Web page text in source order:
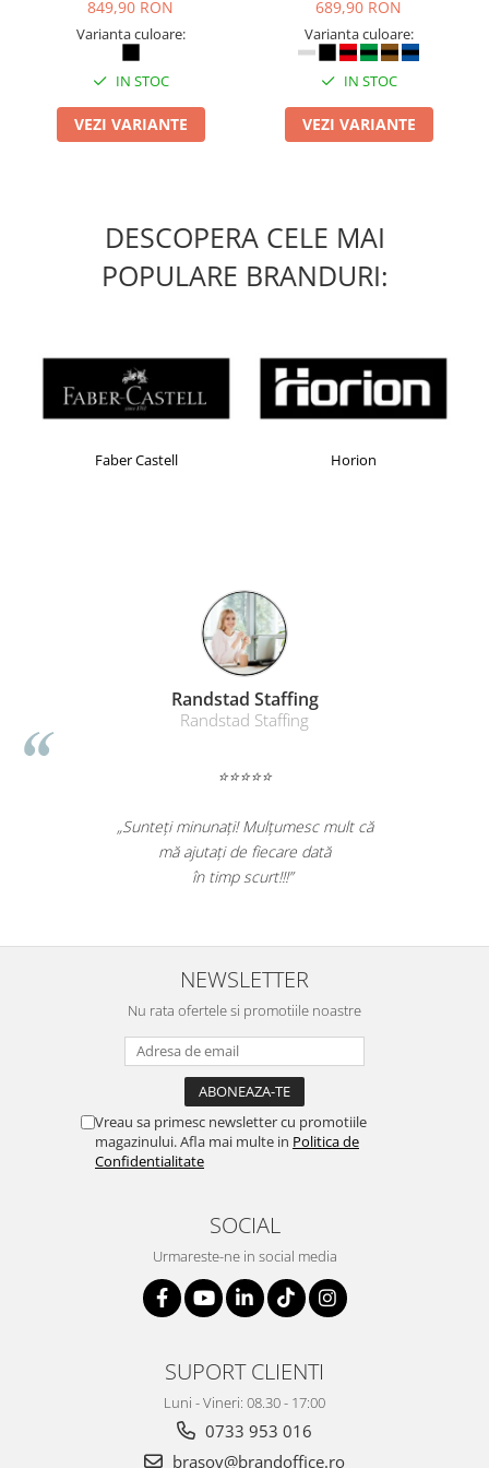
Table magnetice (whiteboard-uri)
Electronice si accesorii tech
Gadgeturi mobile
Securitate digitala
Adaptoare de calatorie
Incarcatoare wireless
Incarcatoare cu fir si auto
Accesorii localizare (FindMy)
Cartuse, tonere, consumabile PC
ergonomice
Tehnica si mobilier pentru birou
Laminatoare
Folii laminare
Ghilotine și Trimmere
Calculatoare de birou
Masini de legat, indosariat si
Apa si bauturi racoritoare
Cafea, ceai, zahar, lapte
Casa si bucatarie
Textile si confort pentru casa
Rucsacuri si articole de calatorie
Trollere, genti si accesorii de voiaj
849,90 RON
Varianta culoare:
IN STOC
VEZI VARIANTE
689,90 RON
Varianta culoare:
IN STOC
VEZI VARIANTE
DESCOPERA CELE MAI
POPULARE BRANDURI:
Faber Castell Horion
Randstad Staffing
Randstad Staffing
⭐⭐⭐⭐⭐
„Sunteți minunați! Mulțumesc mult că
mă ajutați de fiecare dată
în timp scurt!!!”
NEWSLETTER
Nu rata ofertele si promotiile noastre
Vreau sa primesc newsletter cu promotiile
magazinului. Afla mai multe in Politica de
Confidentialitate
SOCIAL
Urmareste-ne in social media
SUPORT CLIENTI
Luni - Vineri: 08.30 - 17:00
0733 953 016
brasov@brandoffice.ro